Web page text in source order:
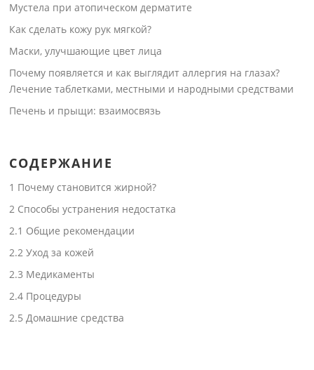
Мустела при атопическом дерматите
Как сделать кожу рук мягкой?
Маски, улучшающие цвет лица
Почему появляется и как выглядит аллергия на глазах?
Лечение таблетками, местными и народными средствами
Печень и прыщи: взаимосвязь
СОДЕРЖАНИЕ
1 Почему становится жирной?
2 Способы устранения недостатка
2.1 Общие рекомендации
2.2 Уход за кожей
2.3 Медикаменты
2.4 Процедуры
2.5 Домашние средства